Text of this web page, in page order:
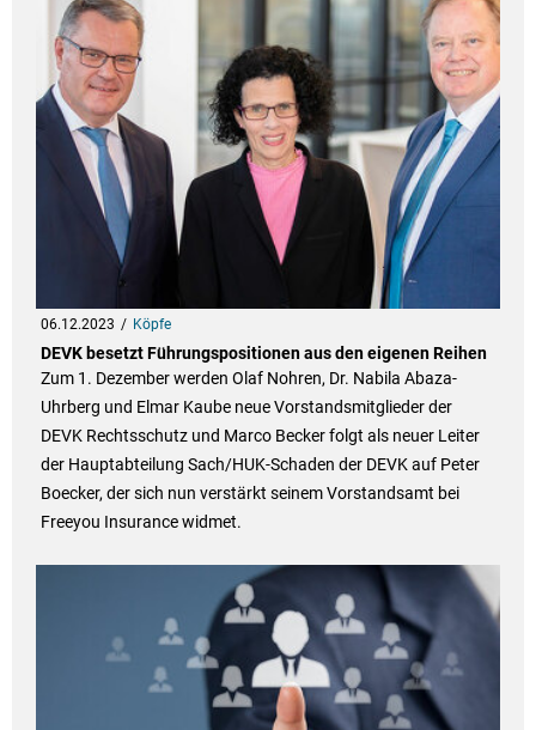
06.12.2023 Köpfe
DEVK besetzt Führungspositionen aus den eigenen Reihen
Zum 1. Dezember werden Olaf Nohren, Dr. Nabila Abaza-
Uhrberg und Elmar Kaube neue Vorstandsmitglieder der
DEVK Rechtsschutz und Marco Becker folgt als neuer Leiter
der Hauptabteilung Sach/HUK-Schaden der DEVK auf Peter
Boecker, der sich nun verstärkt seinem Vorstandsamt bei
Freeyou Insurance widmet.